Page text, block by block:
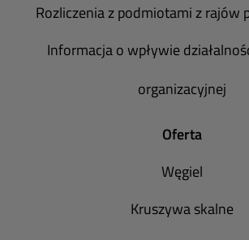
Rozliczenia z podmiotami z rajów
Informacja o wpływie
organizacyjnej
Oferta
Węgiel
Kruszywa skalne